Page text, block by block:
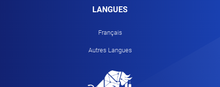
LANGUES
Français
Autres Langues